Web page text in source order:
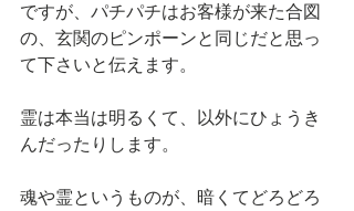
ですが、パチパチはお客様が来た合図
の、玄関のピンポーンと同じだと思っ
て下さいと伝えます。
霊は本当は明るくて、以外にひょうき
んだったりします。
魂や霊というものが、暗くてどろどろ